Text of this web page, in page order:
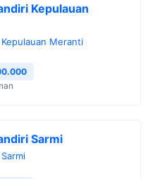
Kepulauan
Kepulauan Meranti
Sarmi
Sarmi